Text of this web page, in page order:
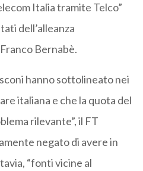
Italia tramite Telco”
dell’alleanza
Bernabè.
hanno sottolineato nei
italiana e che la quota del
rilevante”, il FT
negato di avere in
“fonti vicine al